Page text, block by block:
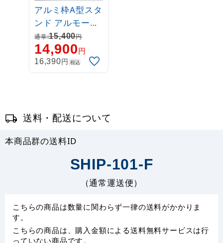
アルミ枠A型スタ
ンド アルモード
299 屋外用 両面
600×900
通常:15,400円
14,900円
16,390円 税込
送料・配送について
本商品群の送料ID
SHIP-101-F
（通常運送便）
こちらの商品は数量に関わらず一律の送料がかかりま
す。
こちらの商品は、購入金額による送料無料サービスは行
っていない商品です。